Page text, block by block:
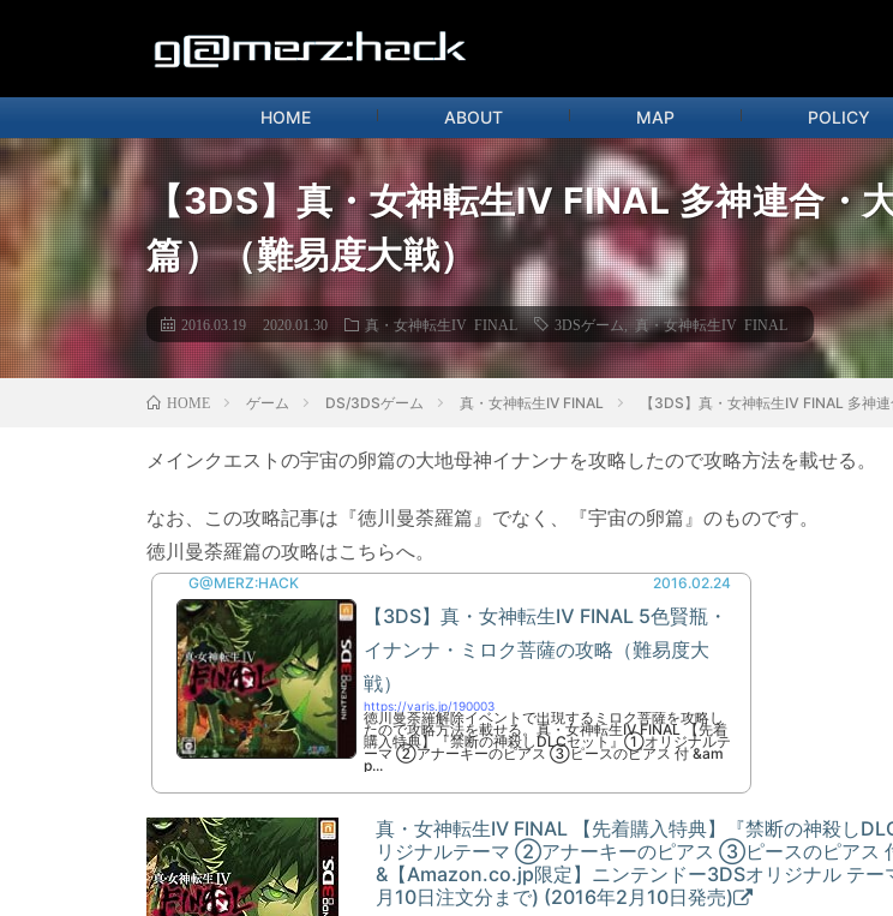
HOME ABOUT MAP POLICY
【3DS】真・女神転生Ⅳ FINAL 多神連合・
篇）（難易度大戦）
2016.03.19 2020.01.30 真・女神転生IV FINAL 3DSゲーム 真・女神転生IV FINAL
HOME ゲーム DS/3DSゲーム 真・女神転生IV FINAL 【3DS】真・女神転生Ⅳ FINAL 多神
メインクエストの宇宙の卵篇の大地母神イナンナを攻略したので攻略方法を載せる。
なお、この攻略記事は『徳川曼荼羅篇』でなく、『宇宙の卵篇』のものです。
徳川曼荼羅篇の攻略はこちらへ。
G@MERZ:HACK 2016.02.24
【3DS】真・女神転生Ⅳ FINAL 5色賢瓶・
イナンナ・ミロク菩薩の攻略（難易度大
戦）
https://varis.jp/190003
徳川曼荼羅解除イベントで出現するミロク菩薩を攻略し
たので攻略方法を載せる。真・女神転生IV FINAL 【先着
購入特典】『禁断の神殺しDLCセット』①オリジナルテ
ーマ ②アナーキーのピアス ③ピースのピアス 付 &am
p...
真・女神転生IV FINAL 【先着購入特典】『禁断の神殺し
リジナルテーマ ②アナーキーのピアス ③ピースのピアス
&【Amazon.co.jp限定】ニンテンドー3DSオリジナル テー
月10日注文分まで) (2016年2月10日発売)